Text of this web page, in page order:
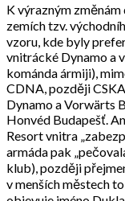
K výrazným změnám
zemích tzv.
vzoru, kde byly
vnitrácké Dynamo a
kománda ármiji),
CDNA, později
Dynamo a Vorwärts
Honvéd Budapešť.
Resort vnitra
armáda pak
klub), později
v menších městech